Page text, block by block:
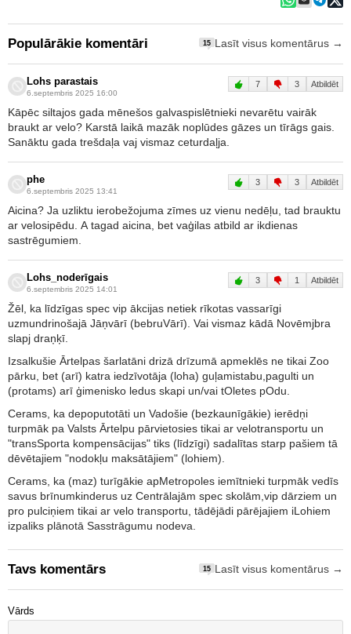
Populārākie komentāri 15 Lasīt visus komentārus →
Lohs parastais
6.septembris 2025 16:00
7 3 Atbildēt
Kāpēc siltajos gada mēnešos galvaspislētnieki nevarētu vairāk
braukt ar velo? Karstā laikā mazāk noplūdes gāzes un tīrāgs gais.
Sanāktu gada trešdaļa vaj vismaz ceturdaļja.
phe
6.septembris 2025 13:41
3 3 Atbildēt
Aicina? Ja uzliktu ierobežojuma zīmes uz vienu nedēļu, tad brauktu
ar velosipēdu. A tagad aicina, bet vaģilas atbild ar ikdienas
sastrēgumiem.
Lohs_noderīgais
6.septembris 2025 14:01
3 1 Atbildēt
Žēl, ka līdzīgas spec vip ākcijas netiek rīkotas vassarīgi
uzmundrinošajā Jāņvārī (bebruVārī). Vai vismaz kādā Novēmjbra
slapj draņķī.
Izsalkušie Ārtelpas šarlatāni drizā drīzumā apmeklēs ne tikai Zoo
pārku, bet (arī) katra iedzīvotāja (loha) guļamistabu,pagulti un
(protams) arī ģimenisko ledus skapi un/vai tOletes pOdu.
Cerams, ka depoputotāti un Vadošie (bezkaunīgākie) ierēdņi
turpmāk pa Valsts Ārtelpu pārvietosies tikai ar velotransportu un
"transSporta kompensācijas" tiks (līdzīgi) sadalītas starp pašiem tā
dēvētajiem "nodokļu maksātājiem" (lohiem).
Cerams, ka (maz) turīgākie apMetropoles iemītnieki turpmāk vedīs
savus brīnumkinderus uz Centrālajām spec skolām,vip dārziem un
pro pulciņiem tikai ar velo transportu, tādējādi pārējajiem iLohiem
izpaliks plānotā Sasstrāgumu nodeva.
Tavs komentārs 15 Lasīt visus komentārus →
Vārds